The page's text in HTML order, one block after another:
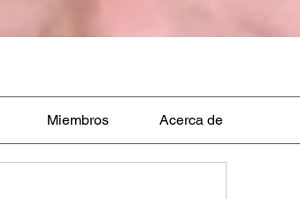
Miembros Acerca de